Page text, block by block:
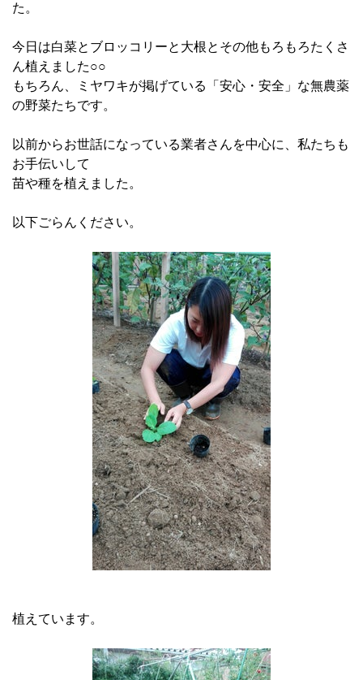
た。
今日は白菜とブロッコリーと大根とその他もろもろたくさ
ん植えました○○
もちろん、ミヤワキが掲げている「安心・安全」な無農薬
の野菜たちです。
以前からお世話になっている業者さんを中心に、私たちも
お手伝いして
苗や種を植えました。
以下ごらんください。
植えています。